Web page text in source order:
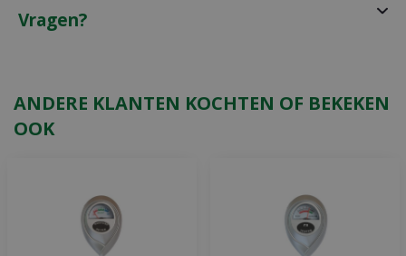
Vragen?
ANDERE KLANTEN KOCHTEN OF BEKEKEN
OOK